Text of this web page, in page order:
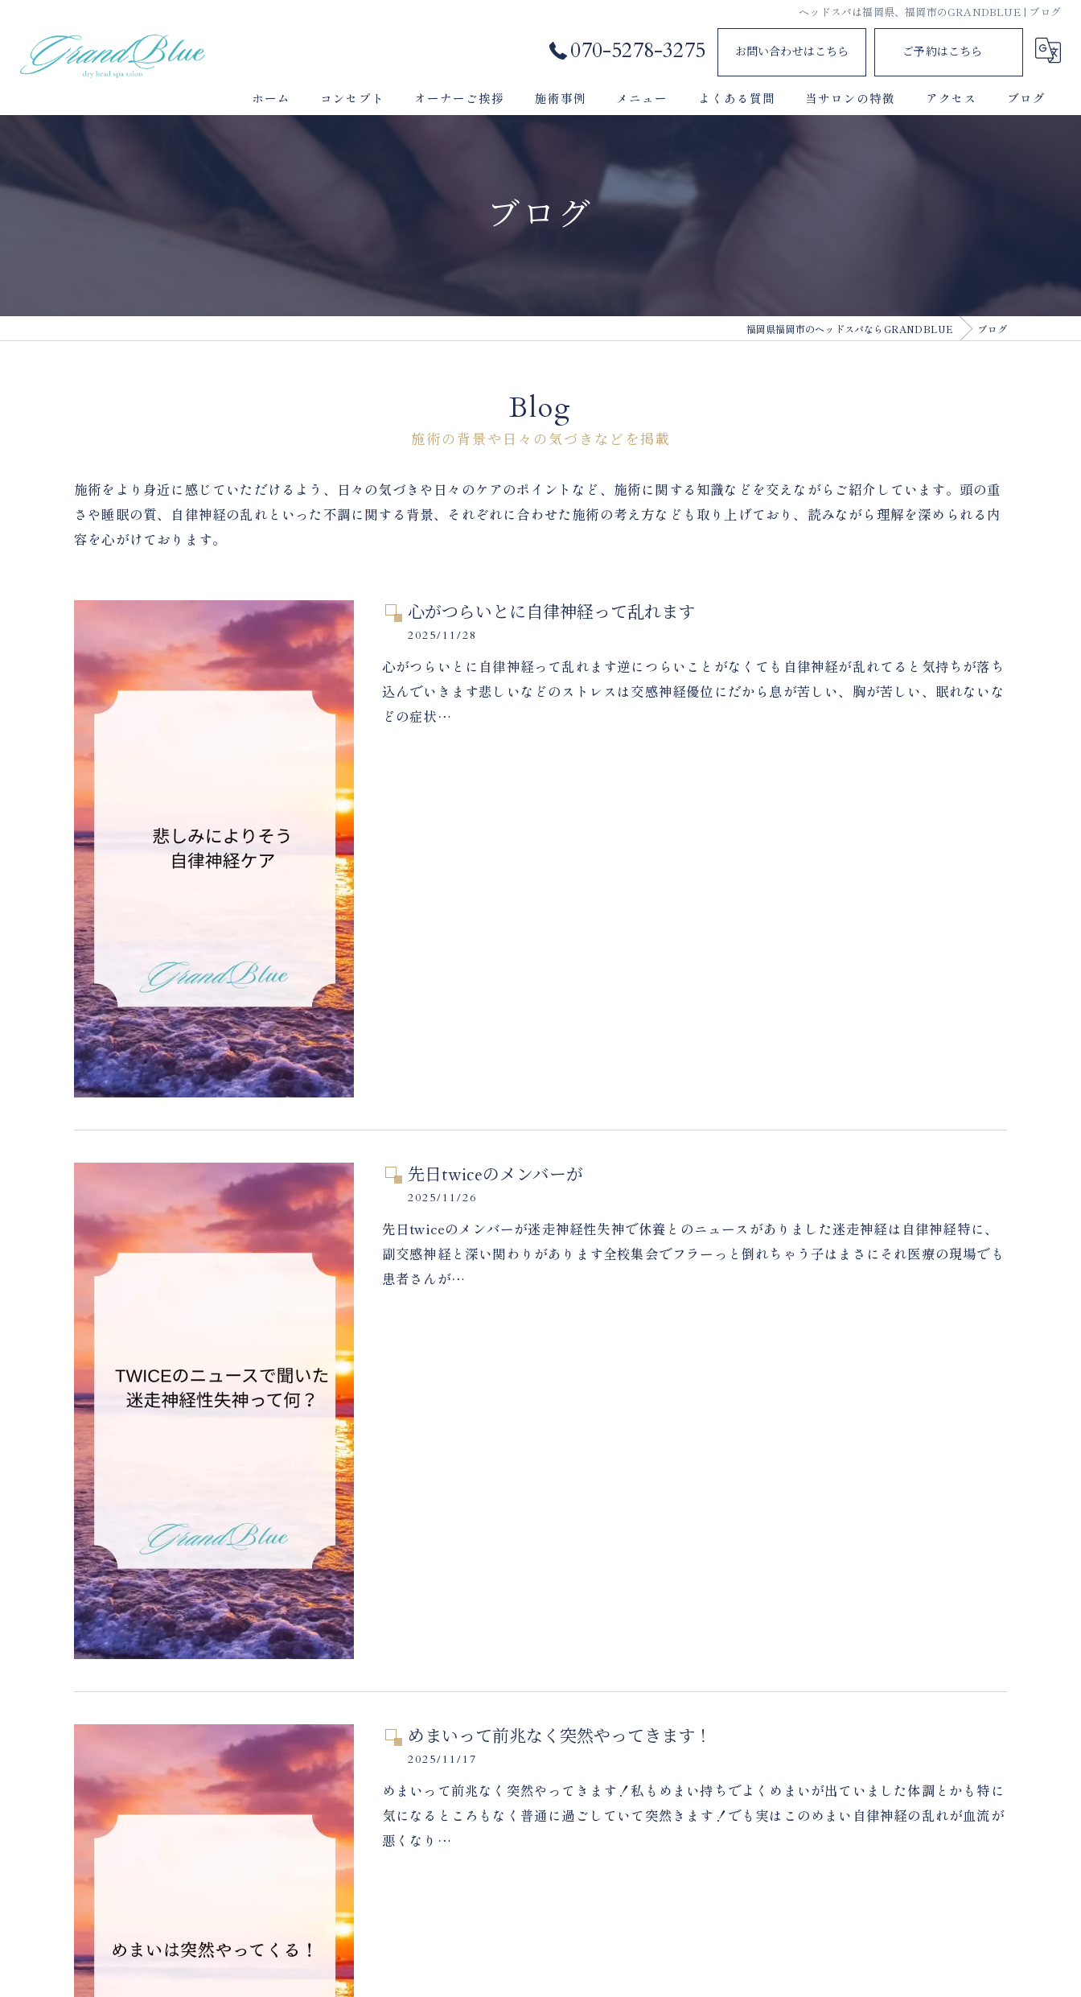
ヘッドスパは福岡県、福岡市のGRANDBLUE | ブログ
070-5278-3275 お問い合わせはこちら ご予約はこちら
ホーム コンセプト オーナーご挨拶 施術事例 メニュー よくある質問 当サロンの特徴 アクセス ブログ
ブログ
福岡県福岡市のヘッドスパならGRANDBLUE ブログ
Blog
施術の背景や日々の気づきなどを掲載
施術をより身近に感じていただけるよう、日々の気づきや日々のケアのポイントなど、施術に関する知識などを交えながらご紹介しています。頭の重
さや睡眠の質、自律神経の乱れといった不調に関する背景、それぞれに合わせた施術の考え方なども取り上げており、読みながら理解を深められる内
容を心がけております。
心がつらいとに自律神経って乱れます
2025/11/28
心がつらいとに自律神経って乱れます逆につらいことがなくても自律神経が乱れてると気持ちが落ち
込んでいきます悲しいなどのストレスは交感神経優位にだから息が苦しい、胸が苦しい、眠れないな
どの症状…
先日twiceのメンバーが
2025/11/26
先日twiceのメンバーが迷走神経性失神で休養とのニュースがありました迷走神経は自律神経特に、
副交感神経と深い関わりがあります全校集会でフラーっと倒れちゃう子はまさにそれ医療の現場でも
患者さんが…
めまいって前兆なく突然やってきます！
2025/11/17
めまいって前兆なく突然やってきます！私もめまい持ちでよくめまいが出ていました体調とかも特に
気になるところもなく普通に過ごしていて突然きます！でも実はこのめまい自律神経の乱れが血流が
悪くなり…